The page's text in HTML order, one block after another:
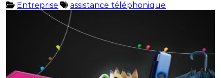
Entreprise
assistance téléphonique